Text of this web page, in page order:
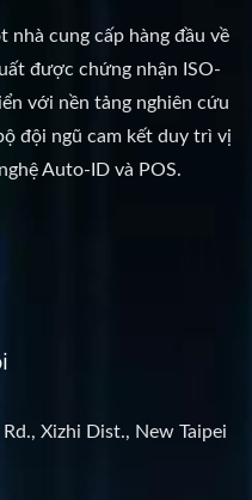
nhà cung cấp hàng đầu về
được chứng nhận ISO-
với nền tảng nghiên cứu
đội ngũ cam kết duy trì vị
Auto-ID và POS.
Xizhi Dist., New Taipei